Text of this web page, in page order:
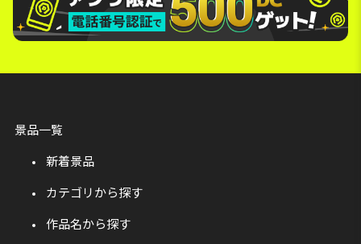
景品一覧
新着景品
カテゴリから探す
作品名から探す